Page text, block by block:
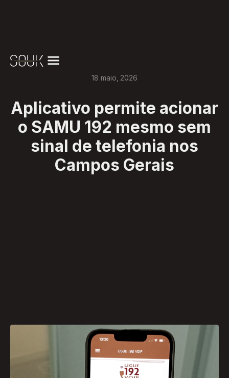
18 maio 2026
Aplicativo permite acionar
o SAMU 192 mesmo sem
sinal de telefonia nos
Campos Gerais
Em situações de emergência, cada segundo